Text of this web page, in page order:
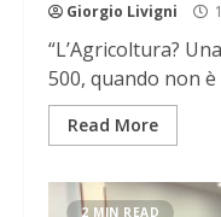
Giorgio Livigni
“L’Agricoltura?
500, quando non
Read More
2 MIN READ